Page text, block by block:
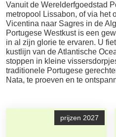
Vanuit de Werelderfgoedstad
metropool Lissabon, of via het
Vicentina naar Sagres in de
Portugese Westkust is een
in al zijn glorie te ervaren. U
kustlijn van de Atlantische
stoppen in kleine
traditionele Portugese
Nata, te proeven en te
prijzen 2027